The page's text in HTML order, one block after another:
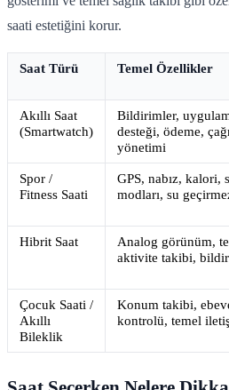
saati estetiğini korur.
Saat Türü Temel Özellikler
Akıllı Saat
(Smartwatch)
Bildirimler,
desteği, ödeme,
yönetimi
Spor /
Fitness Saati
GPS, nabız, kalori,
modları, su
Hibrit Saat
Analog görünüm,
aktivite takibi,
Çocuk Saati /
Akıllı
Bileklik
Konum takibi,
kontrolü, temel